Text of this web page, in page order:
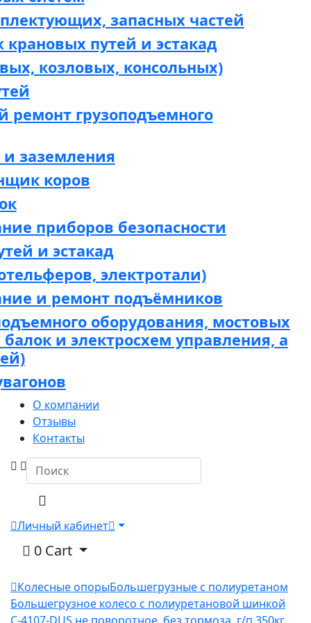
запасных частей
путей и эстакад
козловых, консольных)
грузоподъемного
заземления
коров
приборов безопасности
и эстакад
электротали)
и ремонт подъёмников
оборудования, мостовых
и электросхем управления, а
О компании
Отзывы
Контакты
Личный кабинет
0 Cart
Колесные опорыБольшегрузные с полиуретаном
Большегрузное колесо с полиуретановой шинкой